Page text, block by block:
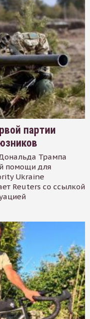
партии
Трампа
помощи для
Ukraine
Reuters со ссылкой